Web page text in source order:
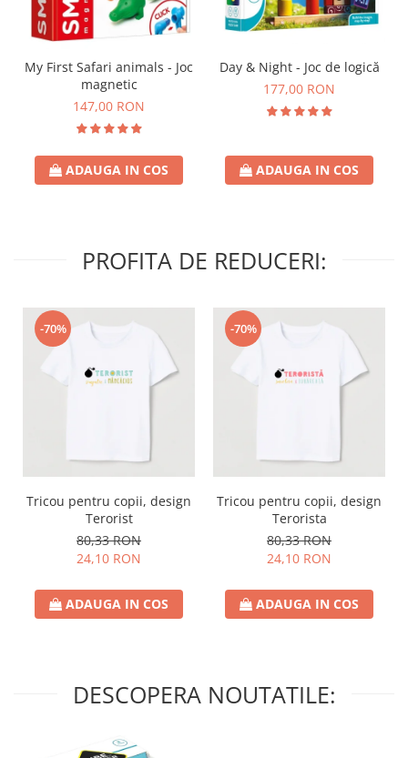
My First Safari animals - Joc
magnetic
147,00 RON
ADAUGA IN COS
Day & Night - Joc de logică
177,00 RON
ADAUGA IN COS
PROFITA DE REDUCERI:
-70%
Tricou pentru copii, design
Terorist
80,33 RON
24,10 RON
ADAUGA IN COS
-70%
Tricou pentru copii, design
Terorista
80,33 RON
24,10 RON
ADAUGA IN COS
DESCOPERA NOUTATILE: